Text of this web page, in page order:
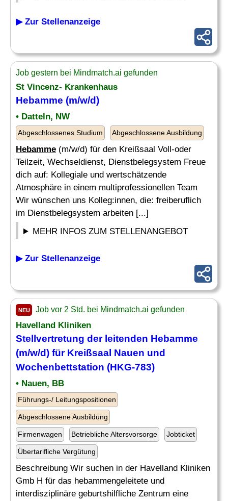
▶ Zur Stellenanzeige
Job gestern bei Mindmatch.ai gefunden
St Vincenz- Krankenhaus
Hebamme (m/w/d)
• Datteln, NW
Abgeschlossenes Studium Abgeschlossene Ausbildung
Hebamme (m/w/d) für den Kreißsaal Voll-oder
Teilzeit, Wechseldienst, Dienstbelegsystem Freue
dich auf: Kollegiale und wertschätzende
Atmosphäre in einem multiprofessionellen Team
Wir wünschen uns Kolleg:innen, die: freiberuflich
im Dienstbelegsystem arbeiten [...]
MEHR INFOS ZUM STELLENANGEBOT
▶ Zur Stellenanzeige
NEU Job vor 2 Std. bei Mindmatch.ai gefunden
Havelland Kliniken
Stellvertretung der leitenden Hebamme
(m/w/d) für Kreißsaal Nauen und
Wochenbettstation (HKG-783)
• Nauen, BB
Führungs-/ Leitungspositionen
Abgeschlossene Ausbildung
Firmenwagen Betriebliche Altersvorsorge Jobticket
Übertarifliche Vergütung
Beschreibung Wir suchen in der Havelland Kliniken
Gmb H für das hebammengeleitete und
interdisziplinäre geburtshilfliche Zentrum eine